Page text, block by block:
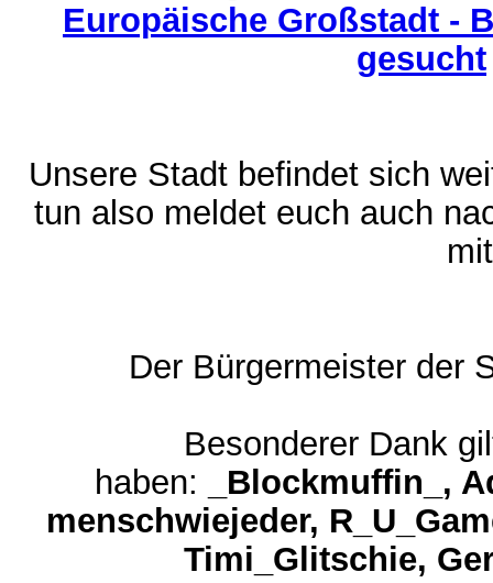
Europäische Großstadt -
gesucht
Unsere Stadt befindet sich
tun also meldet euch auch
Der Bürgermeister der
Besonderer Dank
haben:
_Blockmuffin_,
menschwiejeder,
Timi_Glitschie,